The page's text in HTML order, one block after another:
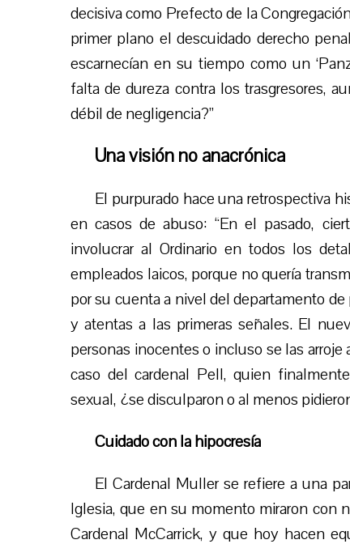
decisiva como Prefecto de la
primer plano el descuidado derecho
escarnecían en su tiempo como un
falta de dureza contra los trasgresores,
débil de negligencia?”
Una visión no anacrónica
El purpurado hace una retrospectiva
en casos de abuso: “En el pasado,
involucrar al Ordinario en todos los
empleados laicos, porque no quería
por su cuenta a nivel del departamento
y atentas a las primeras señales. El
personas inocentes o incluso se las
caso del cardenal Pell, quien
sexual, ¿se disculparon o al menos
Cuidado con la hipocresía
El Cardenal Muller se refiere a una
Iglesia, que en su momento miraron con
Cardenal McCarrick, y que hoy hacen